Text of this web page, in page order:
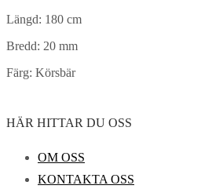
Längd: 180 cm
Bredd: 20 mm
Färg: Körsbär
HÄR HITTAR DU OSS
OM OSS
KONTAKTA OSS